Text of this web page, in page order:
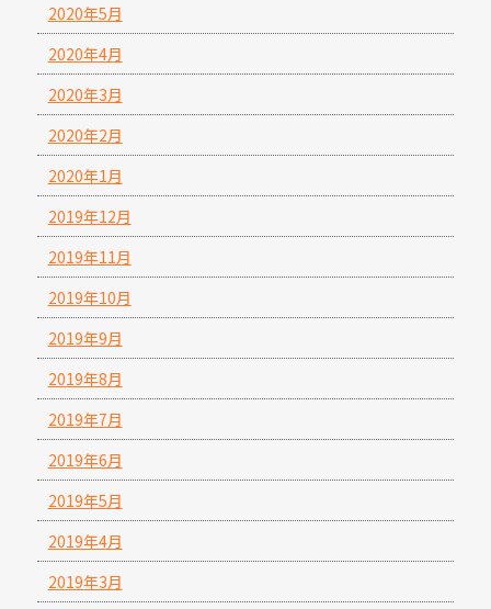
2020年5月
2020年4月
2020年3月
2020年2月
2020年1月
2019年12月
2019年11月
2019年10月
2019年9月
2019年8月
2019年7月
2019年6月
2019年5月
2019年4月
2019年3月